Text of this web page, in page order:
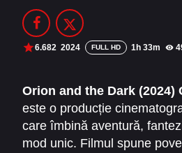
Filme Online 2014
Filme Online 2012
DMCA
SERIALE ONLINE
6.682 2024 FULL HD 1h 33m
Orion and the Dark (2024)
este o producție
care îmbină aventură,
mod unic. Filmul spune